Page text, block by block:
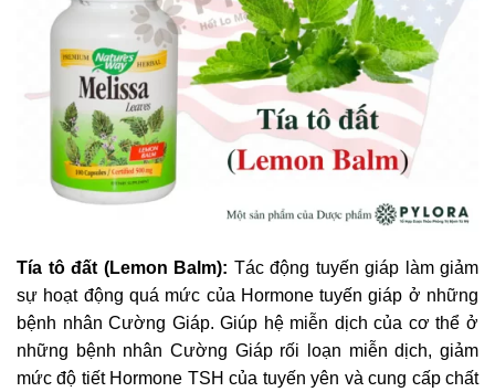
Tía tô đất (Lemon Balm): Tác động tuyến giáp làm giảm
sự hoạt động quá mức của Hormone tuyến giáp ở những
bệnh nhân Cường Giáp. Giúp hệ miễn dịch của cơ thể ở
những bệnh nhân Cường Giáp rối loạn miễn dịch, giảm
mức độ tiết Hormone TSH của tuyến yên và cung cấp chất